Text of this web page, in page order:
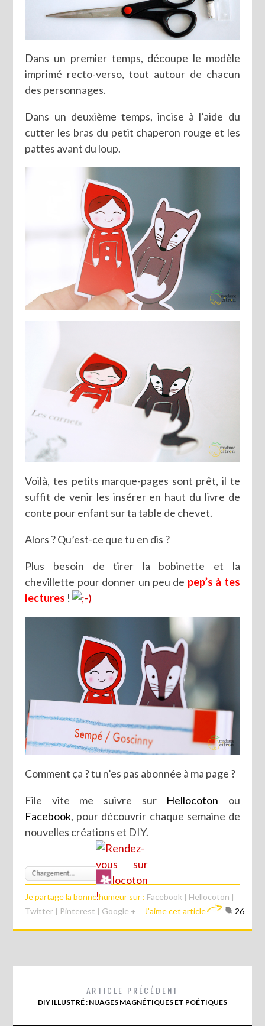
Dans un premier temps, découpe le modèle
imprimé recto-verso, tout autour de chacun
des personnages.
Dans un deuxième temps, incise à l’aide du
cutter les bras du petit chaperon rouge et les
pattes avant du loup.
Voilà, tes petits marque-pages sont prêt, il te
suffit de venir les insérer en haut du livre de
conte pour enfant sur ta table de chevet.
Alors ? Qu’est-ce que tu en dis ?
Plus besoin de tirer la bobinette et la
chevillette pour donner un peu de pep’s à tes
lectures !
Comment ça ? tu n’es pas abonnée à ma page ?
File vite me suivre sur Hellocoton ou
Facebook, pour découvrir chaque semaine de
nouvelles créations et DIY.
Je partage la bonne humeur sur : Facebook | Hellocoton |
Twitter | Pinterest | Google + J'aime cet article 26
ARTICLE PRÉCÉDENT
DIY ILLUSTRÉ : NUAGES MAGNÉTIQUES ET POÉTIQUES